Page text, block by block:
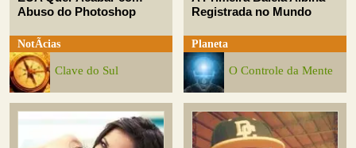
Abuso do Photoshop
NotÃ­cias
Clave do Sul
Registrada no Mundo
Planeta
O Controle da Mente